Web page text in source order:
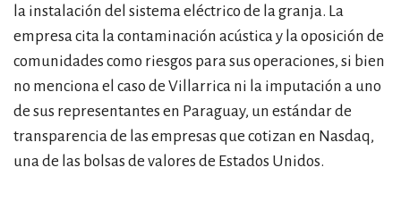
la instalación del sistema eléctrico de la granja. La
empresa cita la contaminación acústica y la oposición de
comunidades como riesgos para sus operaciones, si bien
no menciona el caso de Villarrica ni la imputación a uno
de sus representantes en Paraguay, un estándar de
transparencia de las empresas que cotizan en Nasdaq,
una de las bolsas de valores de Estados Unidos.